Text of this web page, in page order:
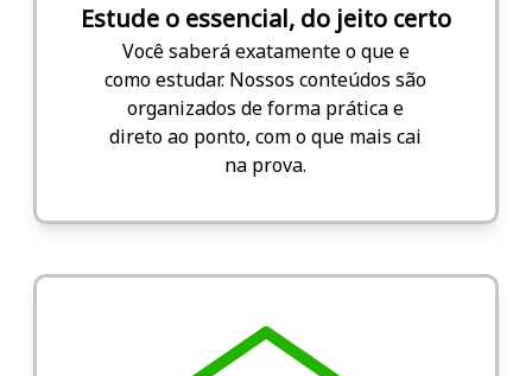
Estude o essencial, do jeito certo
Você saberá exatamente o que e
como estudar. Nossos conteúdos são
organizados de forma prática e
direto ao ponto, com o que mais cai
na prova.